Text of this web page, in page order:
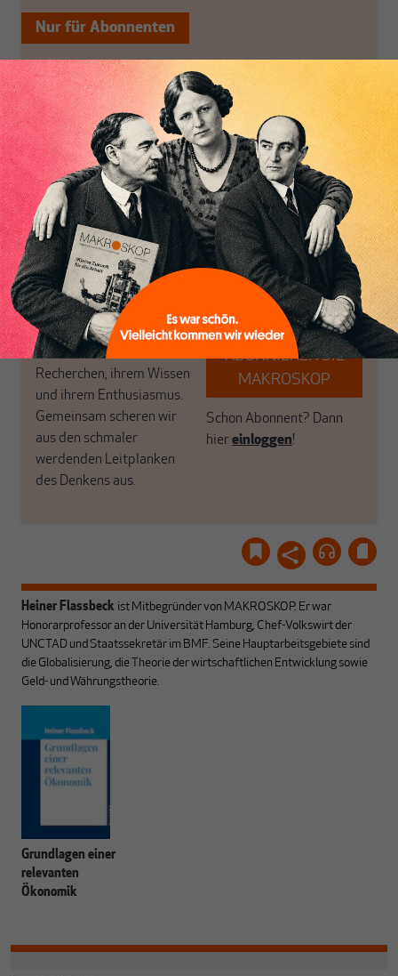
Nur für Abonnenten
MAKROSKOP analysiert
wirtschaftspolitische
Themen aus einer
postkeynesianischen
Perspektive und ist damit
in Deutschland einzigartig.
MAKROSKOP steht für
das große Ganze. Wir
haben einen Blick auf
Geld, Wirtschaft und
Politik, den Sie so
woanders nicht finden.
Dabei leben wir von
unseren Autoren, ihren
Recherchen, ihrem Wissen
und ihrem Enthusiasmus.
Gemeinsam scheren wir
aus den schmaler
werdenden Leitplanken
des Denkens aus.
Wir verlassen die
journalistische Filterblase,
in der sich viele
eingerichtet haben. Wir
öffnen Fenster und
bringen frische Luft in die
engen und verstaubten
Debattenräume.
Brauchen Sie auch frische
Luft? Dann folgen Sie
einfach dem Button.
ABONNIEREN SIE
MAKROSKOP
Schon Abonnent? Dann
hiereinloggen!
Heiner Flassbeck ist Mitbegründer von MAKROSKOP. Er war
Honorarprofessor an der Universität Hamburg, Chef-Volkswirt der
UNCTAD und Staatssekretär im BMF. Seine Hauptarbeitsgebiete sind
die Globalisierung, die Theorie der wirtschaftlichen Entwicklung sowie
Geld- und Währungstheorie.
Grundlagen einer
relevanten
Ökonomik